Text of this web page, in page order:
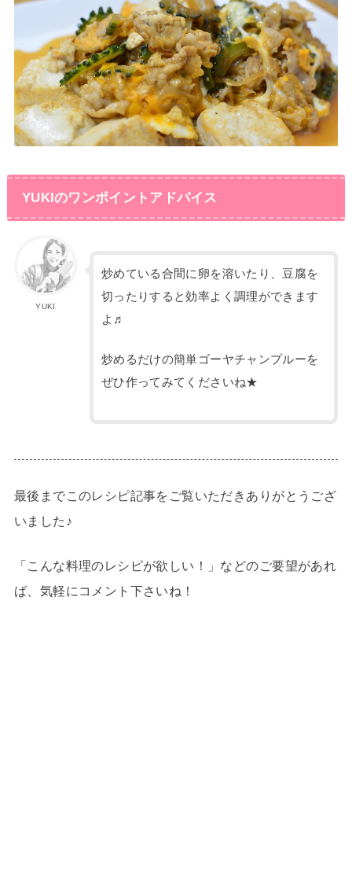
YUKIのワンポイントアドバイス
YUKI
炒めている合間に卵を溶いたり、豆腐を
切ったりすると効率よく調理ができます
よ♬
炒めるだけの簡単ゴーヤチャンプルーを
ぜひ作ってみてくださいね★
最後までこのレシピ記事をご覧いただきありがとうござ
いました♪
「こんな料理のレシピが欲しい！」などのご要望があれ
ば、気軽にコメント下さいね！